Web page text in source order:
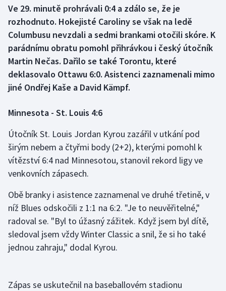
Box
Curling
Dostihy
Florbal
Gymnastika
Házená
Jezdectví
Judo
Krasobruslení
Ve 29. minutě prohrávali 0:4 a zdálo se, že je
rozhodnuto. Hokejisté Caroliny se však na ledě
Columbusu nevzdali a sedmi brankami otočili skóre. K
parádnímu obratu pomohl přihrávkou i český útočník
Martin Nečas. Dařilo se také Torontu, které
deklasovalo Ottawu 6:0. Asistenci zaznamenali mimo
jiné Ondřej Kaše a David Kämpf.
Minnesota - St. Louis 4:6
Útočník St. Louis Jordan Kyrou zazářil v utkání pod
širým nebem a čtyřmi body (2+2), kterými pomohl k
vítězství 6:4 nad Minnesotou, stanovil rekord ligy ve
venkovních zápasech.
Obě branky i asistence zaznamenal ve druhé třetině, v
níž Blues odskočili z 1:1 na 6:2. "Je to neuvěřitelné,"
radoval se. "Byl to úžasný zážitek. Když jsem byl dítě,
sledoval jsem vždy Winter Classic a snil, že si ho také
jednou zahraju," dodal Kyrou.
Zápas se uskutečnil na baseballovém stadionu